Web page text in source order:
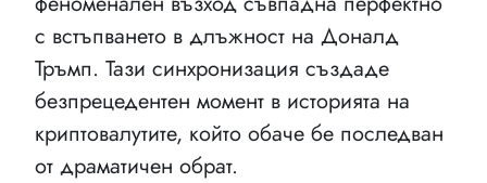
с встъпването в длъжност на Доналд
Тръмп. Тази синхронизация създаде
безпрецедентен момент в историята на
криптовалутите, който обаче бе последван
от драматичен обрат.